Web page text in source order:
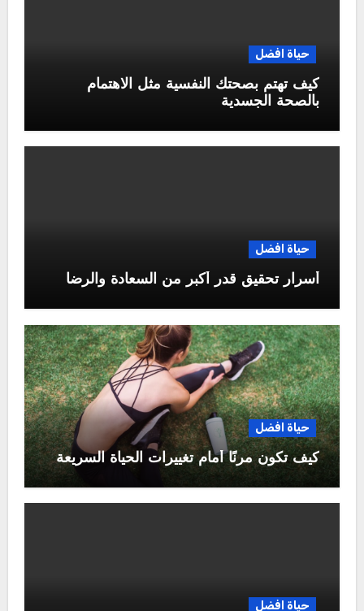
حياة افضل
كيف تهتم بصحتك النفسية مثل الاهتمام
بالصحة الجسدية
حياة افضل
أسرار تحقيق قدر أكبر من السعادة والرضا
حياة افضل
كيف تكون مرنًا أمام تغييرات الحياة السريعة
حياة افضل